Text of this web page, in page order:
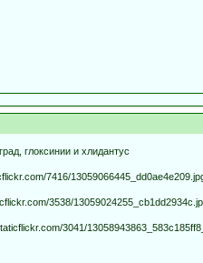
глоксинии и хлидантус